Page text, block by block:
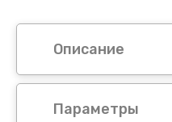
Описание
Параметры